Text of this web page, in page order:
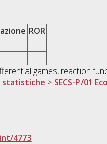
ROR
games, reaction
statistiche > SECS-P/01
4773